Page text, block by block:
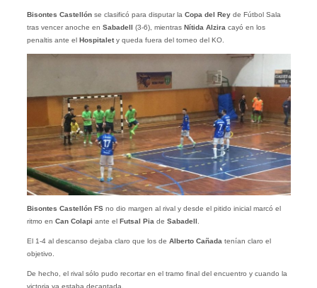
Bisontes Castellónse clasificó para disputar la Copa del Reyde Fútbol Sala
tras vencer anoche en Sabadell (3-6), mientras Nítida Alziracayó en los
penaltis ante el Hospitalety queda fuera del torneo del KO.
Bisontes Castellón FSno dio margen al rival y desde el pitido inicial marcó el
ritmo en Can Colapi ante elFutsal Pia de Sabadell
El 1-4 al descanso dejaba claro que los de Alberto Cañada tenían claro el
objetivo.
De hecho, el rival sólo pudo recortar en el tramo final del encuentro y cuando la
victoria ya estaba decantada.